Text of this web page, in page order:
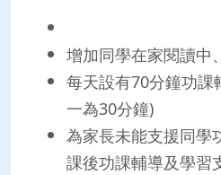
增加同學在家閱讀中
每天設有70分鐘功課
一為30分鐘)
為家長未能支援同學
課後功課輔導及學習